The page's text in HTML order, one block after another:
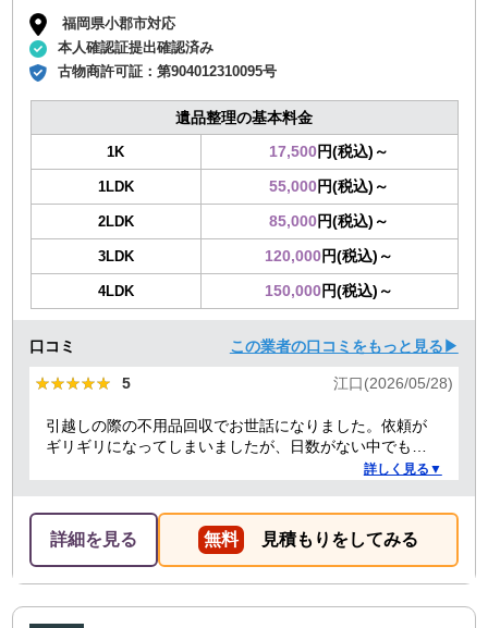
福岡県小郡市対応
本人確認証提出確認済み
古物商許可証：第904012310095号
遺品整理の基本料金
1K 17,500円(税込)～
1LDK 55,000円(税込)～
2LDK 85,000円(税込)～
3LDK 120,000円(税込)～
4LDK 150,000円(税込)～
口コミ この業者の口コミをもっと見る▶
★★★★★
★★★★★ 5 江口(2026/05/28)
引越しの際の不用品回収でお世話になりました。依頼が
ギリギリになってしまいましたが、日数がない中でも迅
速に対応していただき、とても助かりました。 ありがと
詳しく見る▼
詳細を見る 無料 見積もりをしてみる